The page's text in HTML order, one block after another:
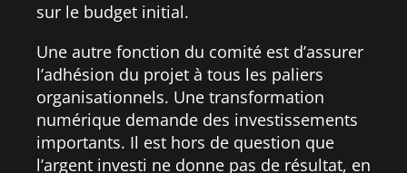
sur le budget initial.
Une autre fonction du comité est d’assurer
l’adhésion du projet à tous les paliers
organisationnels. Une transformation
numérique demande des investissements
importants. Il est hors de question que
l’argent investi ne donne pas de résultat, en